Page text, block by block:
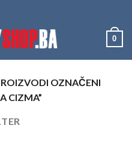
0
OZNAČENI
CIZMA”